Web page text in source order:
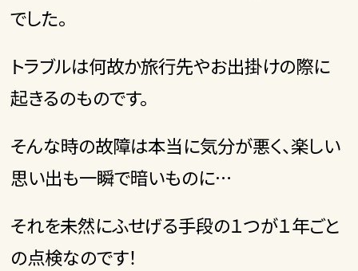
でした。
トラブルは何故か旅行先やお出掛けの際に
起きるのものです。
そんな時の故障は本当に気分が悪く、楽しい
思い出も一瞬で暗いものに…
それを未然にふせげる手段の１つが１年ごと
の点検なのです！